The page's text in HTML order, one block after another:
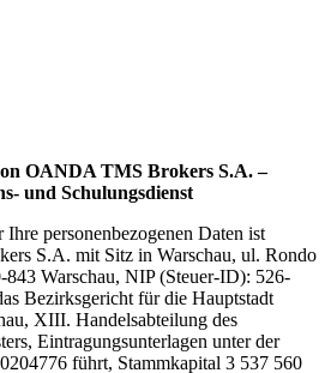
OANDA TMS Brokers S.A. –
und Schulungsdienst
personenbezogenen Daten ist
S.A. mit Sitz in Warschau, ul. Rondo
843 Warschau, NIP (Steuer-ID): 526-
Bezirksgericht für die Hauptstadt
XIII. Handelsabteilung des
Eintragungsunterlagen unter der
führt, Stammkapital 3 537 560